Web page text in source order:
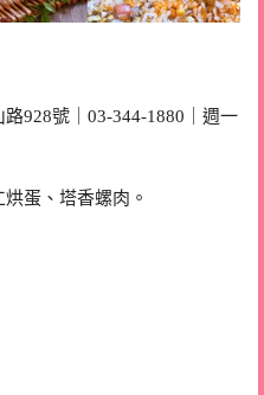
路928號｜03-344-1880｜週一
烘蛋、塔香螺肉。